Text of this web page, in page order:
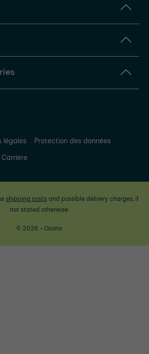
légales
Protection des données
Carrière
shipping costsand possible delivery charges, if
not stated otherwise.
© 2026 - Ocono